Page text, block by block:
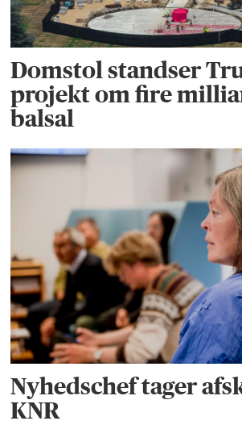
Domstol standser
projekt om fire
balsal
Nyhedschef tager
KNR